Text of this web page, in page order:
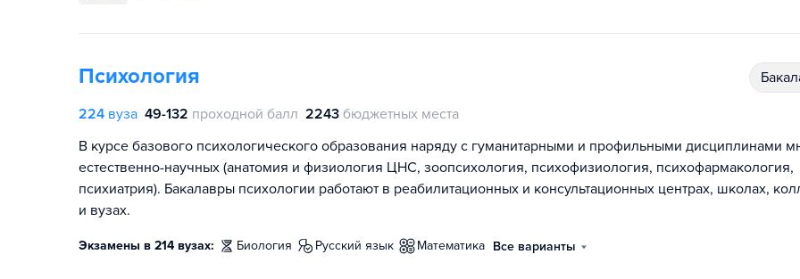
Психология
224 вуза 49-132 проходной балл 2243 бюджетных места
В курсе базового психологического образования наряду с гуманитарными и профильными дисциплинами
естественно-научных (анатомия и физиология ЦНС, зоопсихология, психофизиология, психофармакология,
психиатрия). Бакалавры психологии работают в реабилитационных и консультационных центрах, школах,
и вузах.
Экзамены в 214 вузах: биология русский язык математика Все варианты